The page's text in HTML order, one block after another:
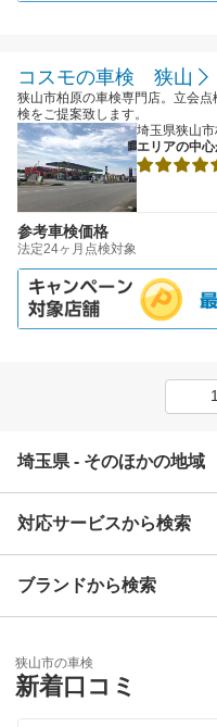
コスモの車検 狭山
狭山市柏原の車検専門店。立会
検をご提案致します。
埼玉県狭山
エリアの中心
参考車検価格
法定24ヶ月点検対象
埼玉県 - そのほかの地域
上尾市
入間郡
入間市
大里郡
対応サービスから検索
Award 受賞店
特典あり
ブランドから検索
「車検の速太郎」
狭山市の車検
新着口コミ